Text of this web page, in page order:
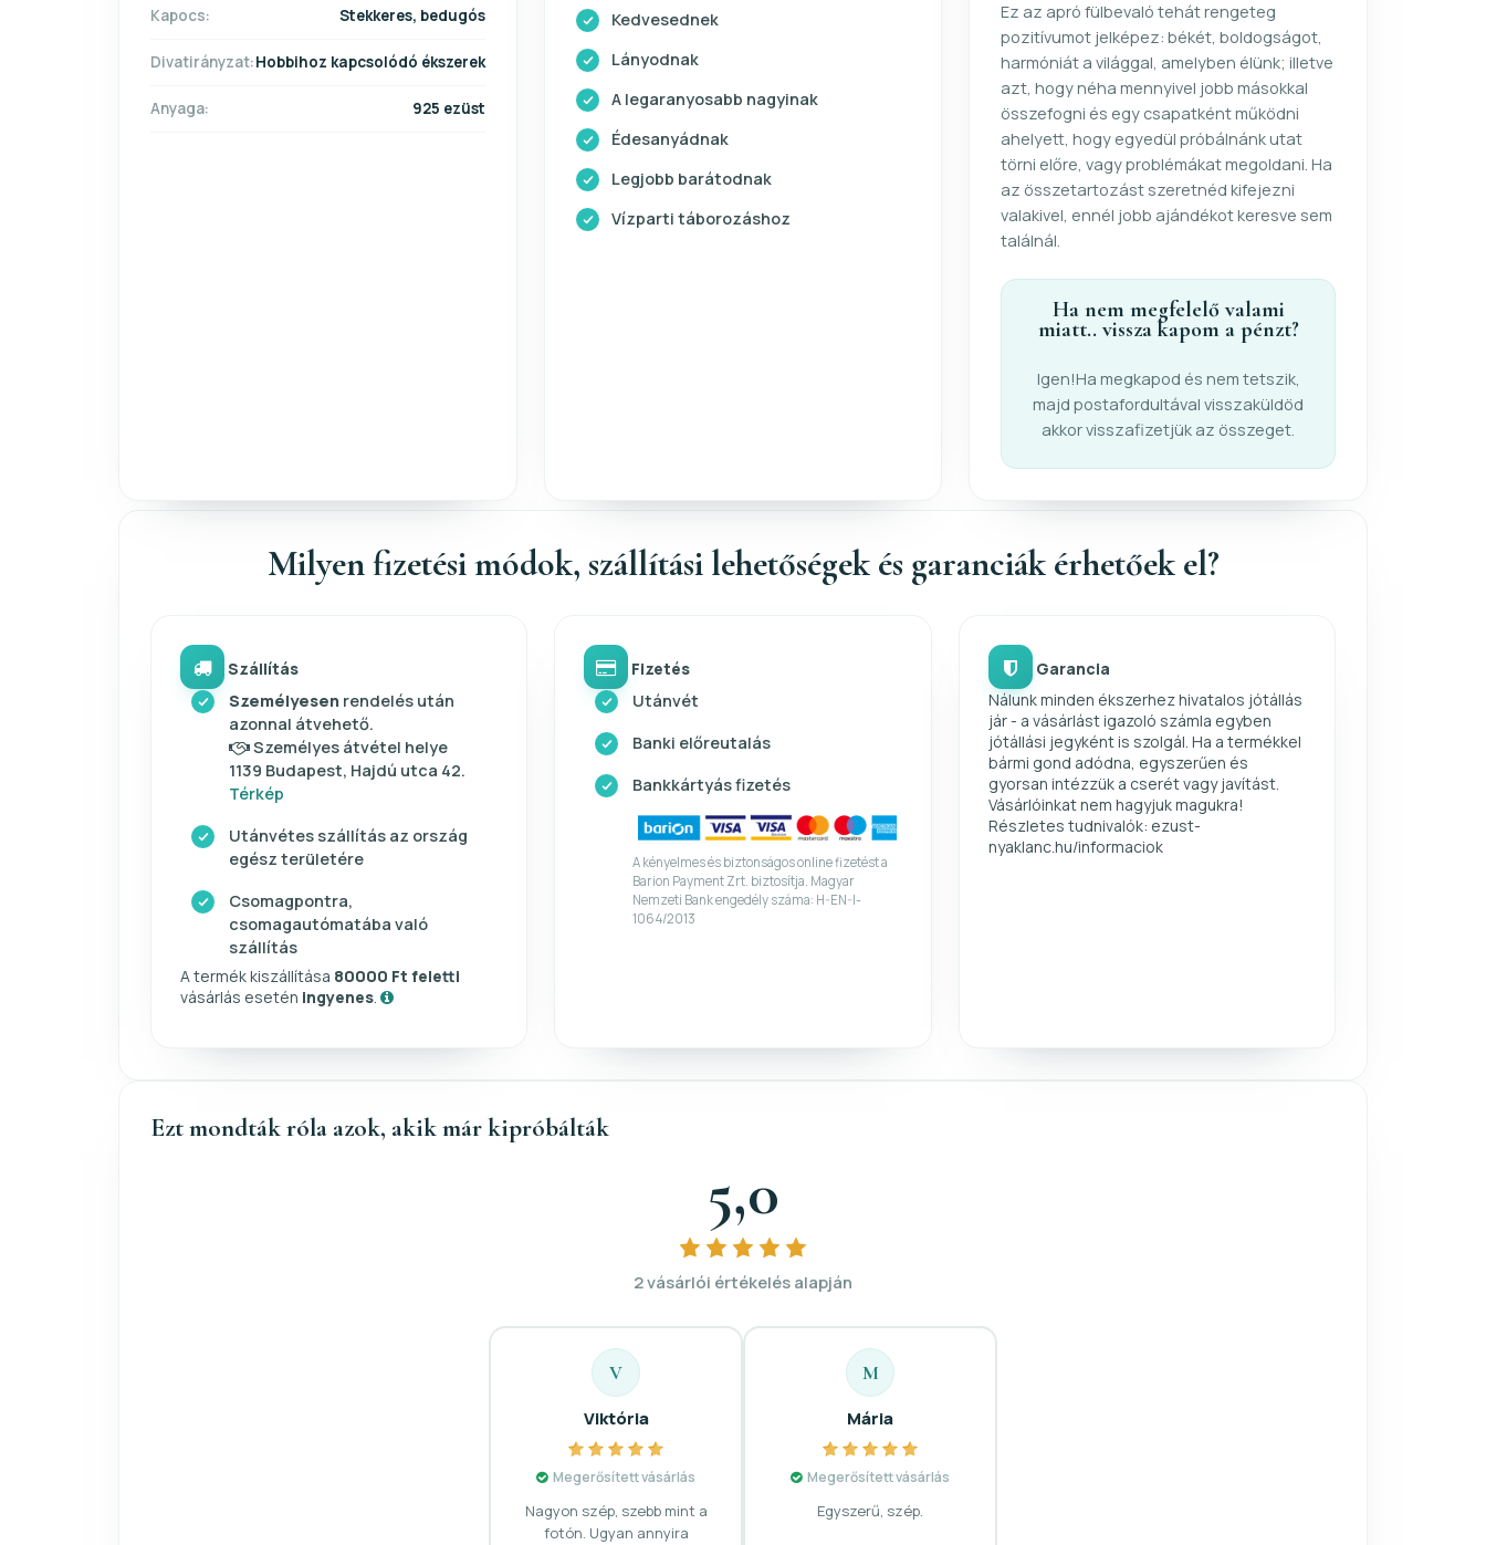
Kapocs: Stekkeres, bedugós
Divatirányzat:Hobbihoz kapcsolódó ékszerek
Anyaga: 925 ezüst
Kedvesednek
Lányodnak
A legaranyosabb nagyinak
Édesanyádnak
Legjobb barátodnak
Vízparti táborozáshoz
Ez az apró fülbevaló tehát rengeteg
pozitívumot jelképez: békét, boldogságot,
harmóniát a világgal, amelyben élünk; illetve
azt, hogy néha mennyivel jobb másokkal
összefogni és egy csapatként működni
ahelyett, hogy egyedül próbálnánk utat
törni előre, vagy problémákat megoldani. Ha
az összetartozást szeretnéd kifejezni
valakivel, ennél jobb ajándékot keresve sem
találnál.
Ha nem megfelelő valami
miatt.. vissza kapom a pénzt?
Igen!Ha megkapod és nem tetszik,
majd postafordultával visszaküldöd
akkor visszafizetjük az összeget.
Milyen fizetési módok, szállítási lehetőségek és garanciák érhetőek el?
Szállítás
Személyesen rendelés után
azonnal átvehető.
Személyes átvétel helye
1139 Budapest, Hajdú utca 42.
Térkép
Utánvétes szállítás az ország
egész területére
Csomagpontra,
csomagautómatába való
szállítás
A termék kiszállítása 80000 Ft feletti
vásárlás esetén ingyenes.
Fizetés
Utánvét
Banki előreutalás
Bankkártyás fizetés
A kényelmes és biztonságos online fizetést a
Barion Payment Zrt. biztosítja. Magyar
Nemzeti Bank engedély száma: H-EN-I-
1064/2013
Garancia
Nálunk minden ékszerhez hivatalos jótállás
jár - a vásárlást igazoló számla egyben
jótállási jegyként is szolgál. Ha a termékkel
bármi gond adódna, egyszerűen és
gyorsan intézzük a cserét vagy javítást.
Vásárlóinkat nem hagyjuk magukra!
Részletes tudnivalók: ezust-
nyaklanc.hu/informaciok
Ezt mondták róla azok, akik már kipróbálták
5,0
2 vásárlói értékelés alapján
V
Viktória
Megerősített vásárlás
Nagyon szép, szebb mint a
fotón. Ugyan annyira
M
Mária
Megerősített vásárlás
Egyszerű, szép.